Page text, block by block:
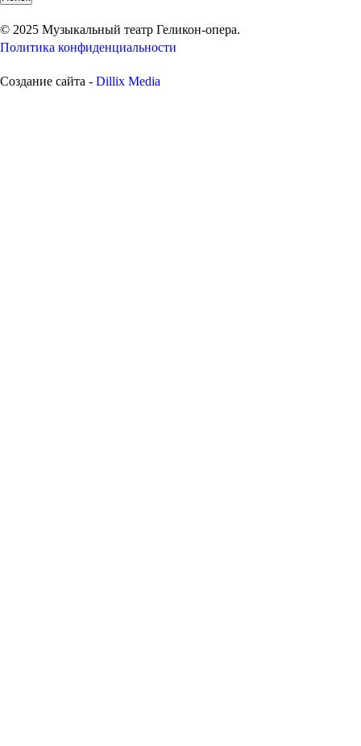
© 2025 Музыкальный театр Геликон-опера.
Политика конфиденциальности
Создание сайта - Dillix Media